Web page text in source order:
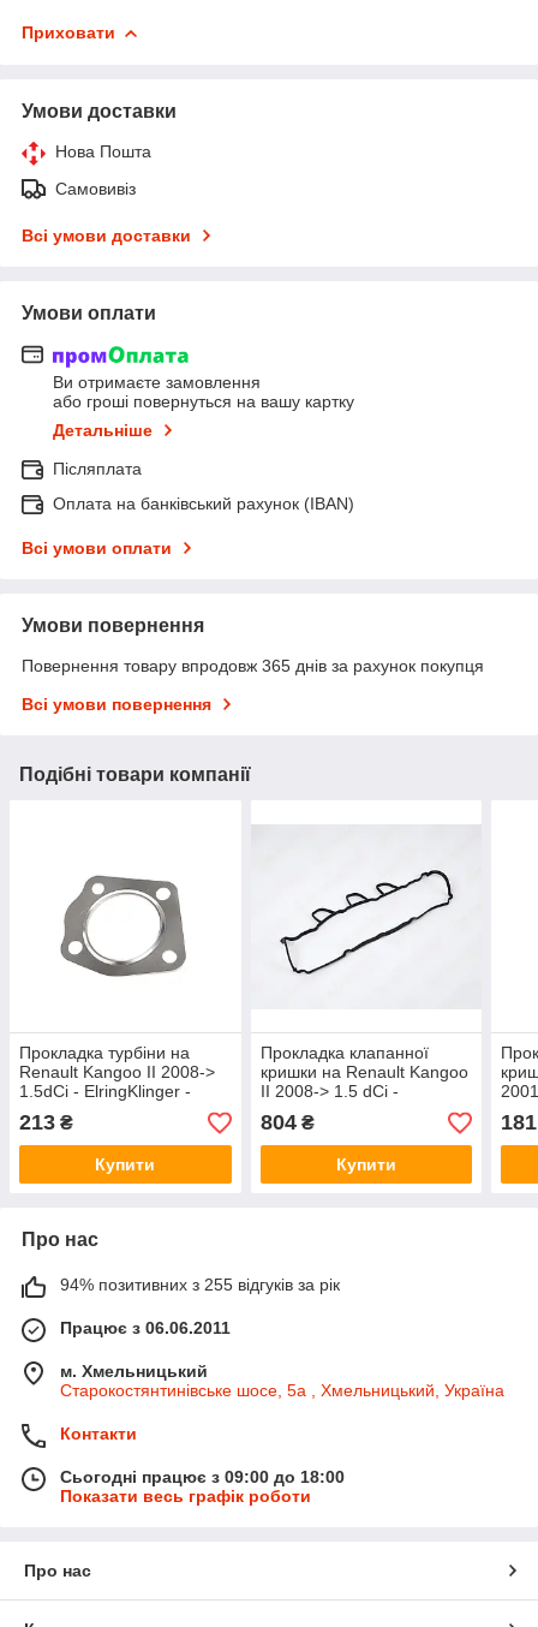
Приховати
Умови доставки
Нова Пошта
Самовивіз
Всі умови доставки
Умови оплати
Ви отримаєте замовлення
або гроші повернуться на вашу картку
Детальніше
Післяплата
Оплата на банківський рахунок (IBAN)
Всі умови оплати
Умови повернення
Повернення товару впродовж 365 днів за рахунок покупця
Всі умови повернення
Подібні товари компанії
Прокладка турбіни на
Renault Kangoo II 2008->
1.5dCi - ElringKlinger -
213 ₴
Купити
Прокладка клапанної
кришки на Renault Kangoo
II 2008-> 1.5 dCi -
ElringKlinger - EL310220
804₴
Купити
181
Про нас
94% позитивних з 255 відгуків за рік
Працює з 06.06.2011
м. Хмельницький
Старокостянтинівське шосе, 5а , Хмельницький, Україна
Контакти
Сьогодні працює з 09:00 до 18:00
Показати весь графік роботи
Про нас